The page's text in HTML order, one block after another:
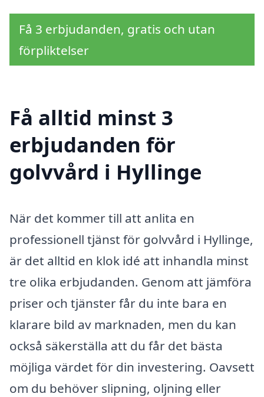
Få 3 erbjudanden, gratis och utan
förpliktelser
Få alltid minst 3
erbjudanden för
golvvård i Hyllinge
När det kommer till att anlita en
professionell tjänst för golvvård i Hyllinge,
är det alltid en klok idé att inhandla minst
tre olika erbjudanden. Genom att jämföra
priser och tjänster får du inte bara en
klarare bild av marknaden, men du kan
också säkerställa att du får det bästa
möjliga värdet för din investering. Oavsett
om du behöver slipning, oljning eller